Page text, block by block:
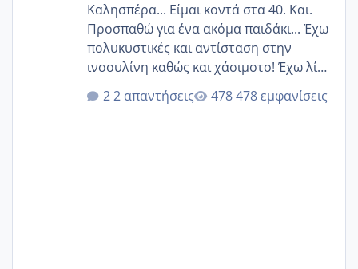
Καλησπέρα... Είμαι κοντά στα 40. Και.
Προσπαθώ για ένα ακόμα παιδάκι... Έχω
πολυκυστικές και αντίσταση στην
ινσουλίνη καθώς και χάσιμοτο! Έχω λίγα
κιλά παραπάνω και όσο κ αν προσπαθώ
δεν χάνω εύκολα! Προσπαθώ για ακόμη
2 απαντήσεις 478 εμφανίσεις